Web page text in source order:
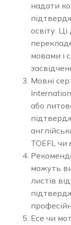
надати
освіту.
мовами і
Мовні
або
TOEFL чи
можуть
листів
Есе чи